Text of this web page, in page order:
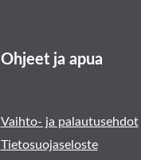
Ohjeet ja apua
Vaihto- ja palautusehdot
Tietosuojaseloste